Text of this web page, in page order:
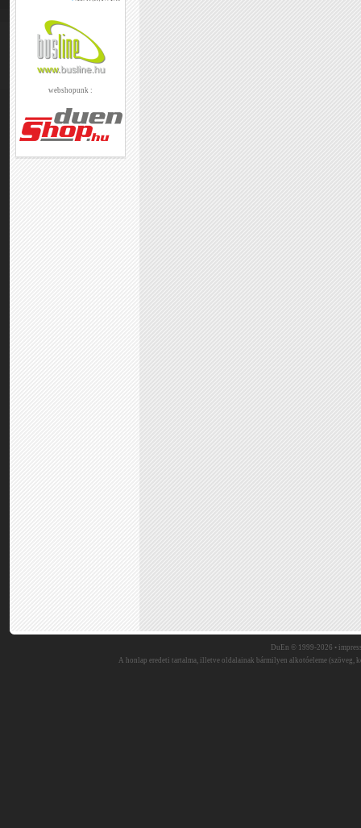
webshopunk :
DuEn © 1999-2026 •
A honlap eredeti tartalma, illetve oldalainak bármilyen alkotóeleme (szöveg,